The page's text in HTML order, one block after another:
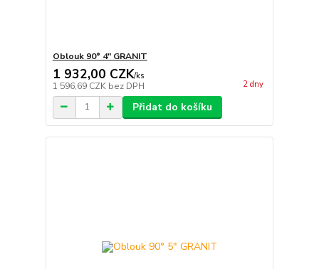
Oblouk 90° 4" GRANIT
1 932,00 CZK/ks
1 596,69 CZK bez DPH 2 dny
Přidat do košíku